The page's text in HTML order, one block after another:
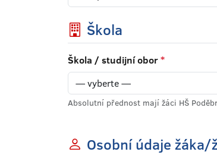
Škola
Škola / studijní obor*
Absolutní přednost mají žáci HŠ
Osobní údaje žáka/